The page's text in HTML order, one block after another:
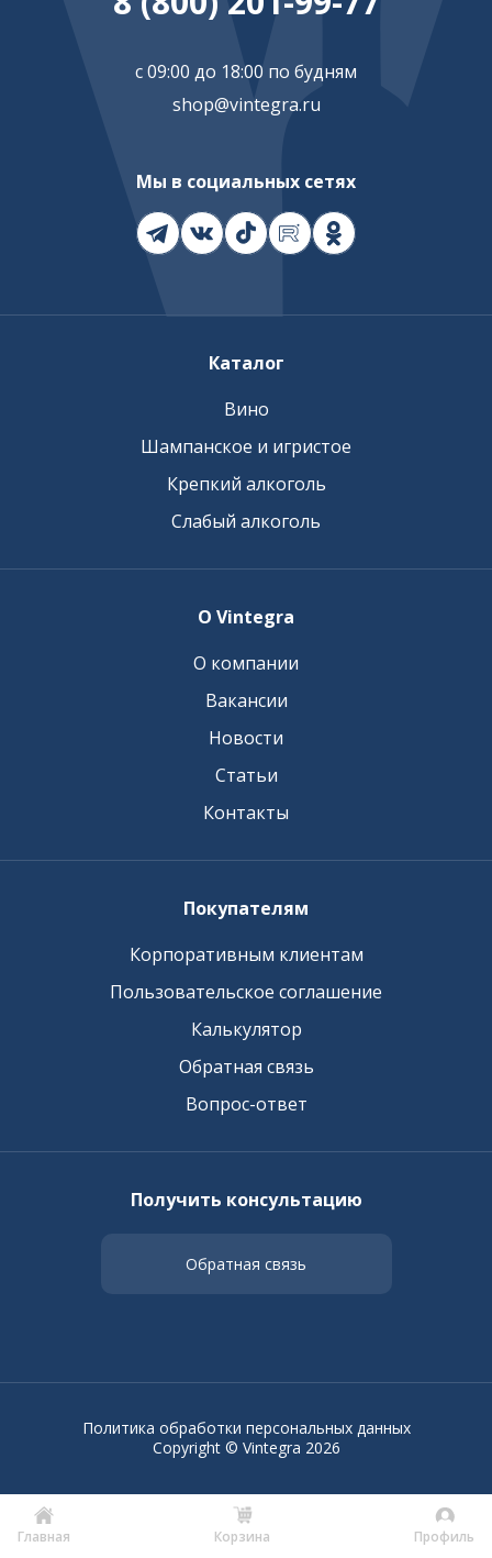
Главная Корзина Профиль
с 09:00 до 18:00 по будням
shop@vintegra.ru
Мы в социальных сетях
Каталог
Вино
Шампанское и игристое
Крепкий алкоголь
Слабый алкоголь
О Vintegra
О компании
Вакансии
Новости
Статьи
Контакты
Покупателям
Корпоративным клиентам
Пользовательское соглашение
Калькулятор
Обратная связь
Вопрос-ответ
Получить консультацию
Обратная связь
Copyright © Vintegra 2026
Политика обработки персональных данных